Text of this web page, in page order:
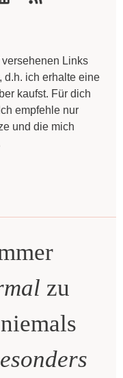
Links
d.h. ich erhalte eine
kaufst. Für dich
empfehle nur
und die mich
zu